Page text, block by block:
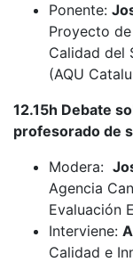
Ponente:
Proyecto
Calidad del
(AQU
12.15h Debate
profesorado de
Modera:
Agencia
Evaluación
Interviene:
Calidad e